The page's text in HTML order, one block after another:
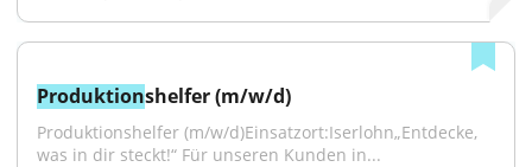
Produktionshelfer (m/w/d)
Produktionshelfer (m/w/d)Einsatzort:Iserlohn„Entdecke,
was in dir steckt!“ Für unseren Kunden in...